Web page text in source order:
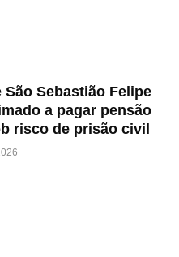
São Sebastião Felipe
a pagar pensão
risco de prisão civil